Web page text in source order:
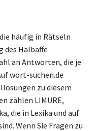
häufig in Rätseln
des Halbaffe
an Antworten, die je
wort-suchen.de
zu diesem
zählen LIMURE,
die in Lexika und auf
Wenn Sie Fragen zu